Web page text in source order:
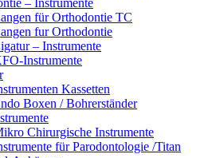
– Instrumente
für Orthodontie TC
fur Orthodontie
– Instrumente
Instrumente
Kassetten
Boxen / Bohrerständer
Chirurgische Instrumente
für Parodontologie /Titan